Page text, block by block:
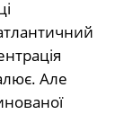
Але